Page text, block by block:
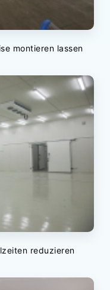
montieren lassen
reduzieren